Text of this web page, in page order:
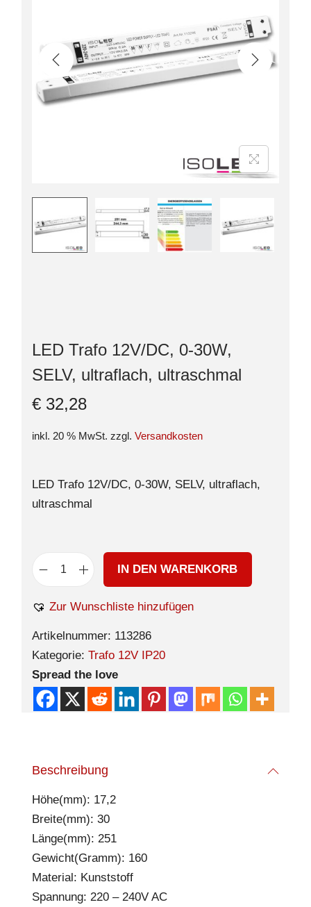
LED Trafo 12V/DC, 0-30W,
SELV, ultraflach, ultraschmal
€ 32,28
inkl. 20 % MwSt. zzgl. Versandkosten
LED Trafo 12V/DC, 0-30W, SELV, ultraflach,
ultraschmal
IN DEN WARENKORB
Zur Wunschliste hinzufügen
Artikelnummer: 113286
Kategorie: Trafo 12V IP20
Spread the love
Beschreibung
Höhe(mm): 17,2
Breite(mm): 30
Länge(mm): 251
Gewicht(Gramm): 160
Material: Kunststoff
Spannung: 220 – 240V AC